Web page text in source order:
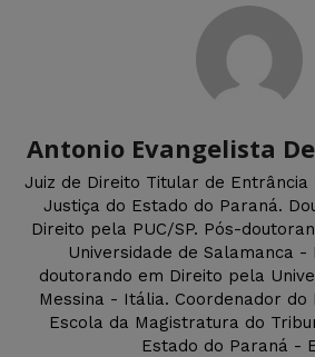
Antonio Evangelista
Juiz de Direito Titular de Entrância
Justiça do Estado do Paraná.
Direito pela PUC/SP. Pós-
Universidade de Salamanca -
doutorando em Direito pela
Messina - Itália. Coordenador do
Escola da Magistratura do
Estado do Paraná -